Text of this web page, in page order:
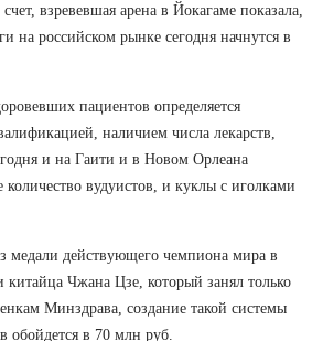
взревевшая арена в Йокагаме показала,
на российском рынке сегодня начнутся в
пациентов определяется
наличием числа лекарств,
и на Гаити и в Новом Орлеана
количество вудуистов, и куклы с иголками
медали действующего чемпиона мира в
китайца Чжана Цзе, который занял только
Минздрава, создание такой системы
обойдется в 70 млн руб.